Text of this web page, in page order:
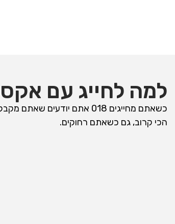
למה לחייג עם אקספון
הכי קרוב, גם כשאתם רחוקים.